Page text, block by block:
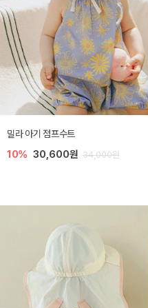
밀라 아기 점프수트
10% 30,600원 34,000원